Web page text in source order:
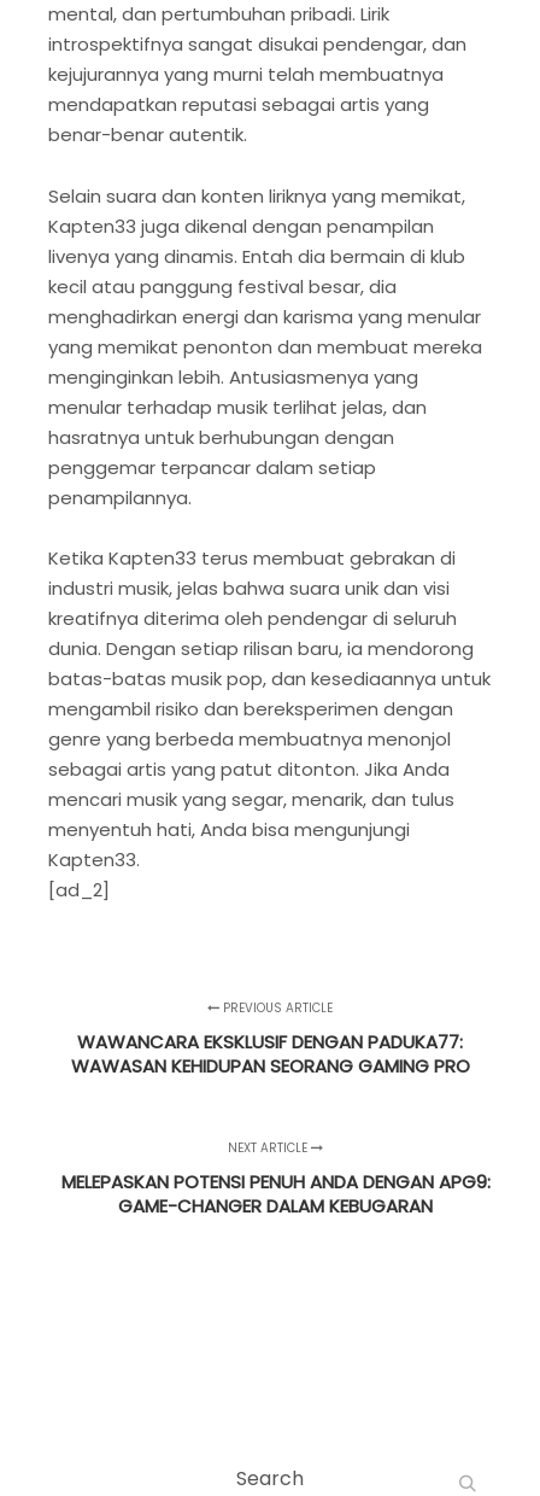
mental, dan pertumbuhan pribadi. Lirik
introspektifnya sangat disukai pendengar, dan
kejujurannya yang murni telah membuatnya
mendapatkan reputasi sebagai artis yang
benar-benar autentik.
Selain suara dan konten liriknya yang memikat,
Kapten33 juga dikenal dengan penampilan
livenya yang dinamis. Entah dia bermain di klub
kecil atau panggung festival besar, dia
menghadirkan energi dan karisma yang menular
yang memikat penonton dan membuat mereka
menginginkan lebih. Antusiasmenya yang
menular terhadap musik terlihat jelas, dan
hasratnya untuk berhubungan dengan
penggemar terpancar dalam setiap
penampilannya.
Ketika Kapten33 terus membuat gebrakan di
industri musik, jelas bahwa suara unik dan visi
kreatifnya diterima oleh pendengar di seluruh
dunia. Dengan setiap rilisan baru, ia mendorong
batas-batas musik pop, dan kesediaannya untuk
mengambil risiko dan bereksperimen dengan
genre yang berbeda membuatnya menonjol
sebagai artis yang patut ditonton. Jika Anda
mencari musik yang segar, menarik, dan tulus
menyentuh hati, Anda bisa mengunjungi
Kapten33.
[ad_2]
PREVIOUS ARTICLE
WAWANCARA EKSKLUSIF DENGAN PADUKA77:
WAWASAN KEHIDUPAN SEORANG GAMING PRO
NEXT ARTICLE
MELEPASKAN POTENSI PENUH ANDA DENGAN APG9:
GAME-CHANGER DALAM KEBUGARAN
Search